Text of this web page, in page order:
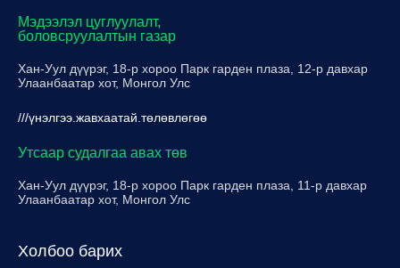
Мэдээлэл цуглуулалт,
боловсруулалтын газар
Хан-Уул дүүрэг, 18-р хороо Парк гарден плаза, 12-р давхар
Улаанбаатар хот, Монгол Улс
///үнэлгээ.жавхаатай.төлөвлөгөө
Утсаар судалгаа авах төв
Хан-Уул дүүрэг, 18-р хороо Парк гарден плаза, 11-р давхар
Улаанбаатар хот, Монгол Улс
Холбоо барих